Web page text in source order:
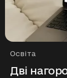
Рубрики
Освіта
Дві